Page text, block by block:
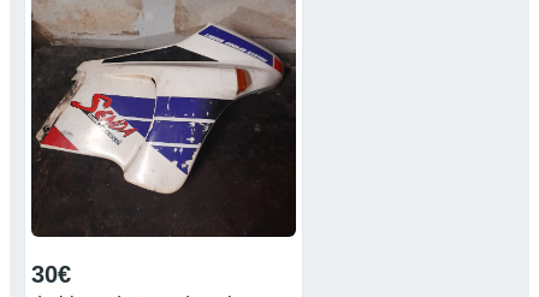
30€